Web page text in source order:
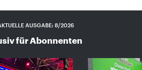
AUSGABE: 8/2026
für Abonnenten